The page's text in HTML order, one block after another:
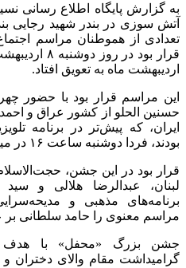
به گزارش پایگاه اطلاع رسانی
آتش سوزی در بندر شهید
تعدادی از هموطنان مراسم
اردیبهشت ماه به تعویق افتاد.
این مراسم قرار بود با حضور
حسنین الحلو از کشور عراق و احمد
ایران، که پیش‌تر در برنامه
بودند، فردا دوشنبه ساعت ۱۶ در میدان آستانه قم برگزار شود.
قرار بود در این جشن،
لبنان، عبدالرضا هلالی و
برنامه‌های مذهبی و
مراسم معنوی را حامد سلطانی
جشن بزرگ «محفل» با هدف
گرامیداشت مقام والای دختران